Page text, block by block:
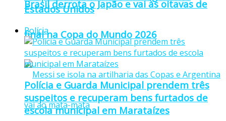
Brasil derrota o Japão e vai às oitavas de
final na Copa do Mundo 2026
Estados Unidos
Polícia
Polícia e Guarda Municipal prendem três
suspeitos e recuperam bens furtados de
escola municipal em Marataízes